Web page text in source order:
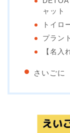
ャット
トイロ
プラン
【名入
さいごに